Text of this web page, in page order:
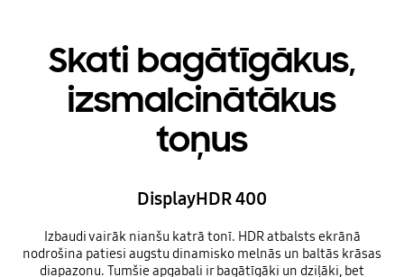
Skati bagātīgākus,
izsmalcinātākus
toņus
DisplayHDR 400
Izbaudi vairāk nianšu katrā tonī. HDR atbalsts ekrānā
nodrošina patiesi augstu dinamisko melnās un baltās krāsas
diapazonu. Tumšie apgabali ir bagātīgāki un dziļāki, bet